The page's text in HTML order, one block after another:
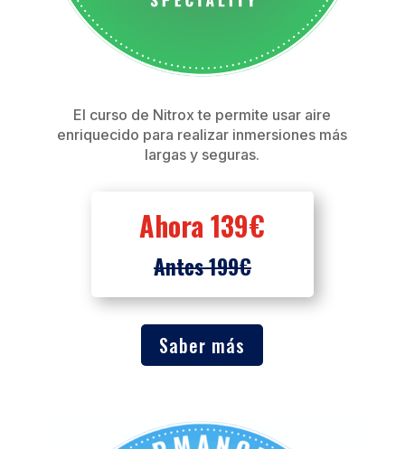
El curso de Nitrox te permite usar aire
enriquecido para realizar inmersiones más
largas y seguras.
Ahora 139€
Antes 199€
Saber más